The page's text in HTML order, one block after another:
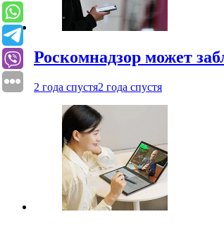
Роскомнадзор может
2 года спустя2 года спустя